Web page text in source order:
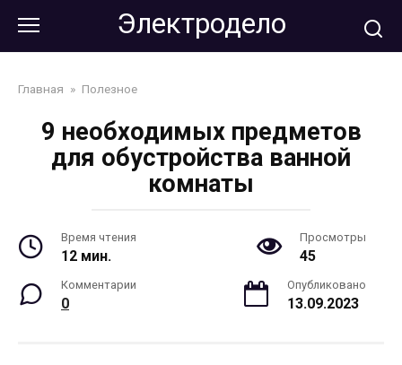
контенту
Электродело
Главная » Полезное
9 необходимых предметов
для обустройства ванной
комнаты
Время чтения
12 мин.
Просмотры
45
Комментарии
0
Опубликовано
13.09.2023